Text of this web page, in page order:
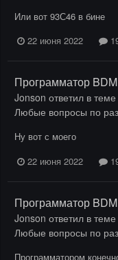
Или вот 93С46 в бине
22 июня 2022
Программатор
Jonson ответил в
Любые вопросы по
Ну вот с моего
22 июня 2022
Программатор
Jonson ответил в
Любые вопросы по
Программатором